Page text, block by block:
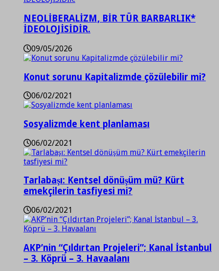
NEOLİBERALİZM, BİR TÜR BARBARLIK*
İDEOLOJİSİDİR.
09/05/2026
Konut sorunu Kapitalizmde çözülebilir mi?
06/02/2021
Sosyalizmde kent planlaması
06/02/2021
Tarlabaşı: Kentsel dönüşüm mü? Kürt
emekçilerin tasfiyesi mi?
06/02/2021
AKP’nin “Çıldırtan Projeleri”; Kanal İstanbul
– 3. Köprü – 3. Havaalanı